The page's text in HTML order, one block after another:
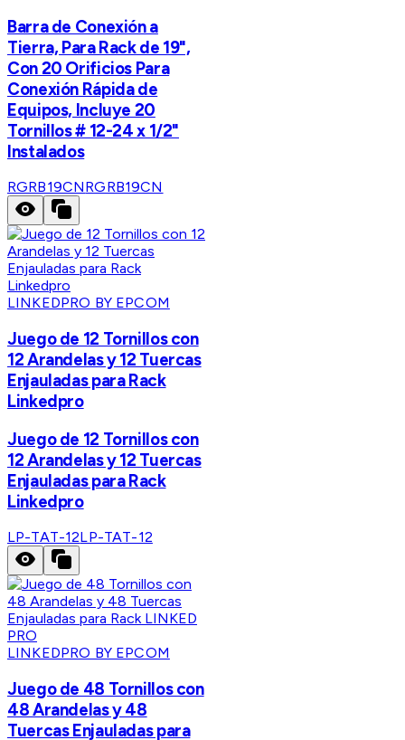
Barra de Conexión a
Tierra, Para Rack de 19",
Con 20 Orificios Para
Conexión Rápida de
Equipos, Incluye 20
Tornillos # 12-24 x 1/2"
Instalados
RGRB19CNRGRB19CN
LINKEDPRO BY EPCOM
Juego de 12 Tornillos con
12 Arandelas y 12 Tuercas
Enjauladas para Rack
Linkedpro
Juego de 12 Tornillos con
12 Arandelas y 12 Tuercas
Enjauladas para Rack
Linkedpro
LP-TAT-12LP-TAT-12
LINKEDPRO BY EPCOM
Juego de 48 Tornillos con
48 Arandelas y 48
Tuercas Enjauladas para